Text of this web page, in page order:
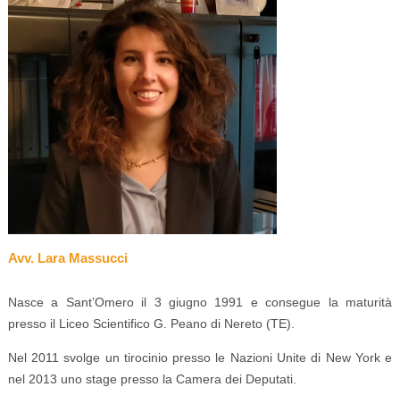
Avv. Lara Massucci
Nasce a Sant’Omero il 3 giugno 1991 e consegue la maturità
presso il Liceo Scientifico G. Peano di Nereto (TE).
Nel 2011 svolge un tirocinio presso le Nazioni Unite di New York e
nel 2013 uno stage presso la Camera dei Deputati.